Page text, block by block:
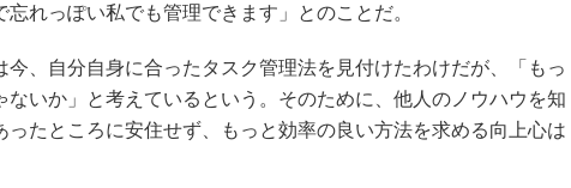
れっぽい私でも管理できます」とのことだ。
、自分自身に合ったタスク管理法を見付けたわけだが、「もっ
ないか」と考えているという。そのために、他人のノウハウを知
ったところに安住せず、もっと効率の良い方法を求める向上心は